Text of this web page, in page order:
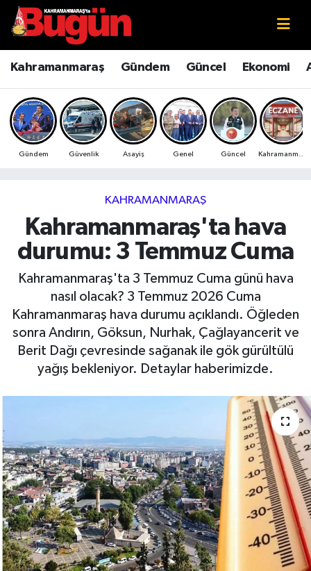
Kahramanmaraş Gündem Güncel Ekonomi
Gündem Güvenlik Asayiş Genel Güncel
KAHRAMANMARAŞ
Kahramanmaraş'ta hava
durumu: 3 Temmuz Cuma
Kahramanmaraş'ta 3 Temmuz Cuma günü hava
nasıl olacak? 3 Temmuz 2026 Cuma
Kahramanmaraş hava durumu açıklandı. Öğleden
sonra Andırın, Göksun, Nurhak, Çağlayancerit ve
Berit Dağı çevresinde sağanak ile gök gürültülü
yağış bekleniyor. Detaylar haberimizde.
Kahramanmaraş
Kahramanmaraş Sokak Röportajları
Bilim ve Teknoloji
Çevre
Ekonomi
Güncel
Haberde İnsan
Kültür Sanat
Manşet Altı
Manşetler
Resmi İlan
Sağlık
Kahramanmaraş Nöbetçi Eczaneler
Kahramanmaraş Hava Durumu
Kahramanmaraş Namaz Vakitleri
Kahramanmaraş Trafik Yoğunluk Haritası
Süper Lig Puan Durumu ve Fikstür
Tüm Manşetler
Haber Arşivi